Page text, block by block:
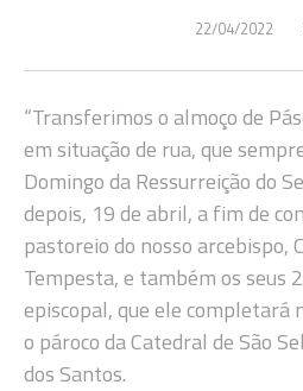
22/04/2022
“Transferimos o almoço de
em situação de rua, que
Domingo da Ressurreição do
depois, 19 de abril, a fim de
pastoreio do nosso arcebispo,
Tempesta, e também os seus
episcopal, que ele completará
o pároco da Catedral de São
dos Santos.